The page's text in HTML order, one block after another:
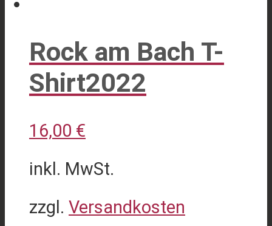
Rock am Bach T-
Shirt2022
16,00 €
inkl. MwSt.
zzgl. Versandkosten